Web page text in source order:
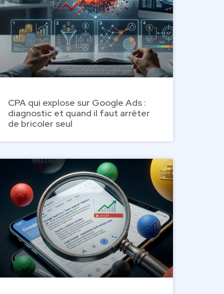
CPA qui explose sur Google Ads :
diagnostic et quand il faut arrêter
de bricoler seul